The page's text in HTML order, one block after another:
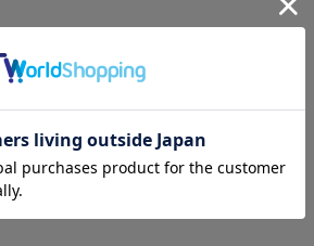
性に優れ、コンクリート床から
。
るため、ゴムスポンジを厚く
減効果を高めています。